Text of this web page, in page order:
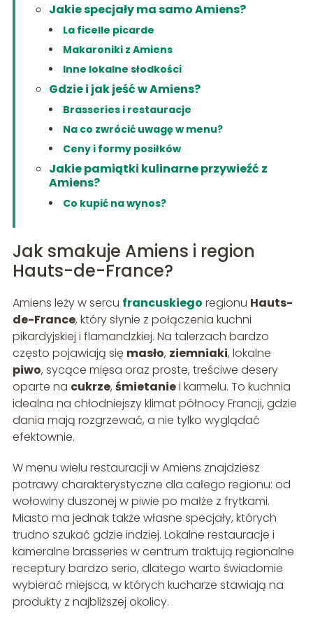
Jakie specjały ma samo Amiens?
La ficelle picarde
Makaroniki z Amiens
Inne lokalne słodkości
Gdzie i jak jeść w Amiens?
Brasseries i restauracje
Na co zwrócić uwagę w menu?
Ceny i formy posiłków
Jakie pamiątki kulinarne przywieźć z
Amiens?
Co kupić na wynos?
Jak smakuje Amiens i region
Hauts-de-France?
Amiens leży w sercu francuskiego regionu Hauts-
de-France, który słynie z połączenia kuchni
pikardyjskiej i flamandzkiej. Na talerzach bardzo
często pojawiają się masło, ziemniaki, lokalne
piwo, sycące mięsa oraz proste, treściwe desery
oparte na cukrze, śmietaniei karmelu. To kuchnia
idealna na chłodniejszy klimat północy Francji, gdzie
dania mają rozgrzewać, a nie tylko wyglądać
efektownie.
W menu wielu restauracji w Amiens znajdziesz
potrawy charakterystyczne dla całego regionu: od
wołowiny duszonej w piwie po małże z frytkami.
Miasto ma jednak także własne specjały, których
trudno szukać gdzie indziej. Lokalne restauracje i
kameralne brasseries w centrum traktują regionalne
receptury bardzo serio, dlatego warto świadomie
wybierać miejsca, w których kucharze stawiają na
produkty z najbliższej okolicy.